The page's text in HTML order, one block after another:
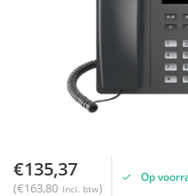
€135,37
(€163,80 Incl. btw)
Op